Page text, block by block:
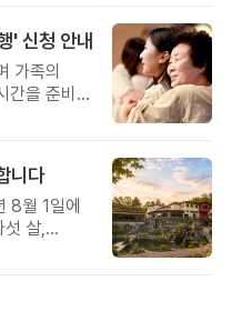
' 신청 안내
가족의
간을 준비해
니다
월 1일에
섯 살,